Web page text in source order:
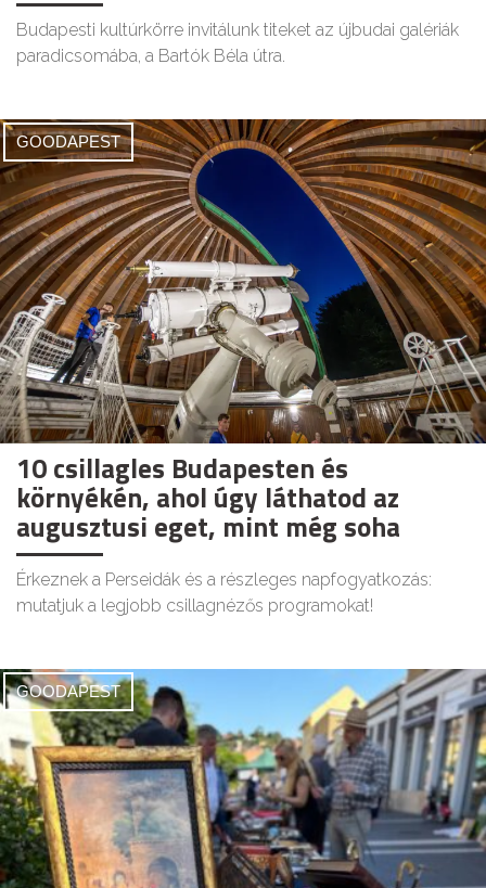
Budapesti kultúrkörre invitálunk titeket az újbudai galériák
paradicsomába, a Bartók Béla útra.
GOODAPEST
10 csillagles Budapesten és
környékén, ahol úgy láthatod az
augusztusi eget, mint még soha
Érkeznek a Perseidák és a részleges napfogyatkozás:
mutatjuk a legjobb csillagnézős programokat!
GOODAPEST